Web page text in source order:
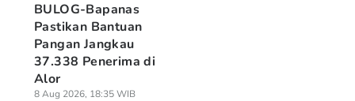
BULOG-Bapanas
Pastikan Bantuan
Pangan Jangkau
37.338 Penerima di
Alor
8 Aug 2026, 18:35 WIB